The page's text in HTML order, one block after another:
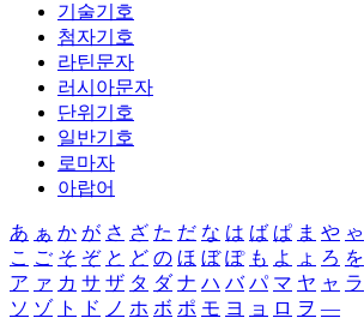
기술기호
첨자기호
라틴문자
러시아문자
단위기호
일반기호
로마자
아랍어
あ ぁ か が さ ざ た だ な は ば ぱ ま や ゃ
こ ご そ ぞ と ど の ほ ぼ ぽ も よ ょ ろ を
ア ァ カ サ ザ タ ダ ナ ハ バ パ マ ヤ ャ ラ
ソ ゾ ト ド ノ ホ ボ ポ モ ヨ ョ ロ ヲ ―